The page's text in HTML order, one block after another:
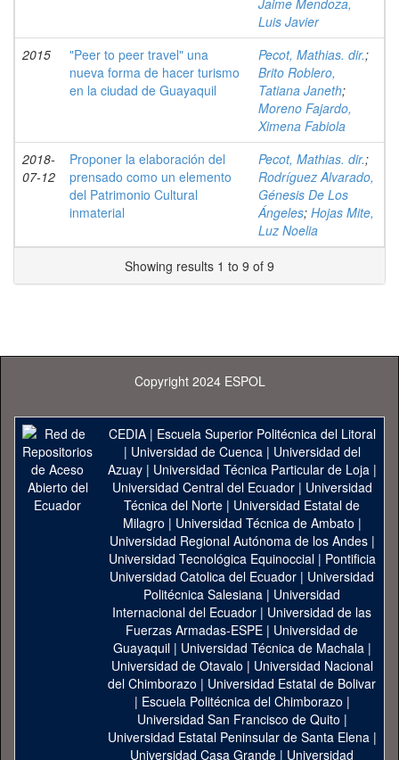
Jaime Mendoza,
Luis Javier
2015
"Peer to peer travel" una
nueva forma de hacer turismo
en la ciudad de Guayaquil
Pecot, Mathias. dir.;
Brito Roblero,
Tatiana Janeth;
Moreno Fajardo,
Ximena Fabiola
2018-
07-12
Proponer la elaboración del
prensado como un elemento
del Patrimonio Cultural
inmaterial
Pecot, Mathias. dir.;
Rodríguez Alvarado,
Génesis De Los
Ángeles; Hojas Mite,
Luz Noelia
Showing results 1 to 9 of 9
Copyright 2024 ESPOL
CEDIA| Escuela Superior Politécnica del Litoral
| Universidad de Cuenca| Universidad del
Azuay| Universidad Técnica Particular de Loja|
Universidad Central del Ecuador| Universidad
Técnica del Norte | Universidad Estatal de
Milagro | Universidad Técnica de Ambato |
Universidad Regional Autónoma de los Andes|
Universidad Tecnológica Equinoccial| Pontificia
Universidad Catolica del Ecuador | Universidad
Politécnica Salesiana | Universidad
Internacional del Ecuador | Universidad de las
Fuerzas Armadas-ESPE | Universidad de
Guayaquil| Universidad Técnica de Machala|
Universidad de Otavalo | Universidad Nacional
del Chimborazo | Universidad Estatal de Bolivar
| Escuela Politécnica del Chimborazo |
Universidad San Francisco de Quito |
Universidad Estatal Peninsular de Santa Elena|
Universidad Casa Grande | Universidad